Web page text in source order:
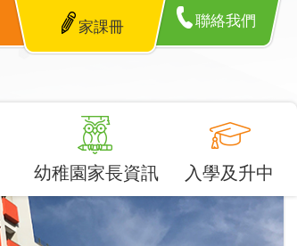
家課冊 聯絡我們
幼稚園家長資訊 入學及升中